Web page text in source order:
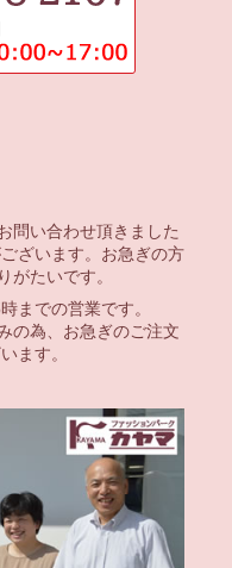
問い合わせ頂きました
ざいます。お急ぎの方
がたいです。
までの営業です。
の為、お急ぎのご注文
ます。